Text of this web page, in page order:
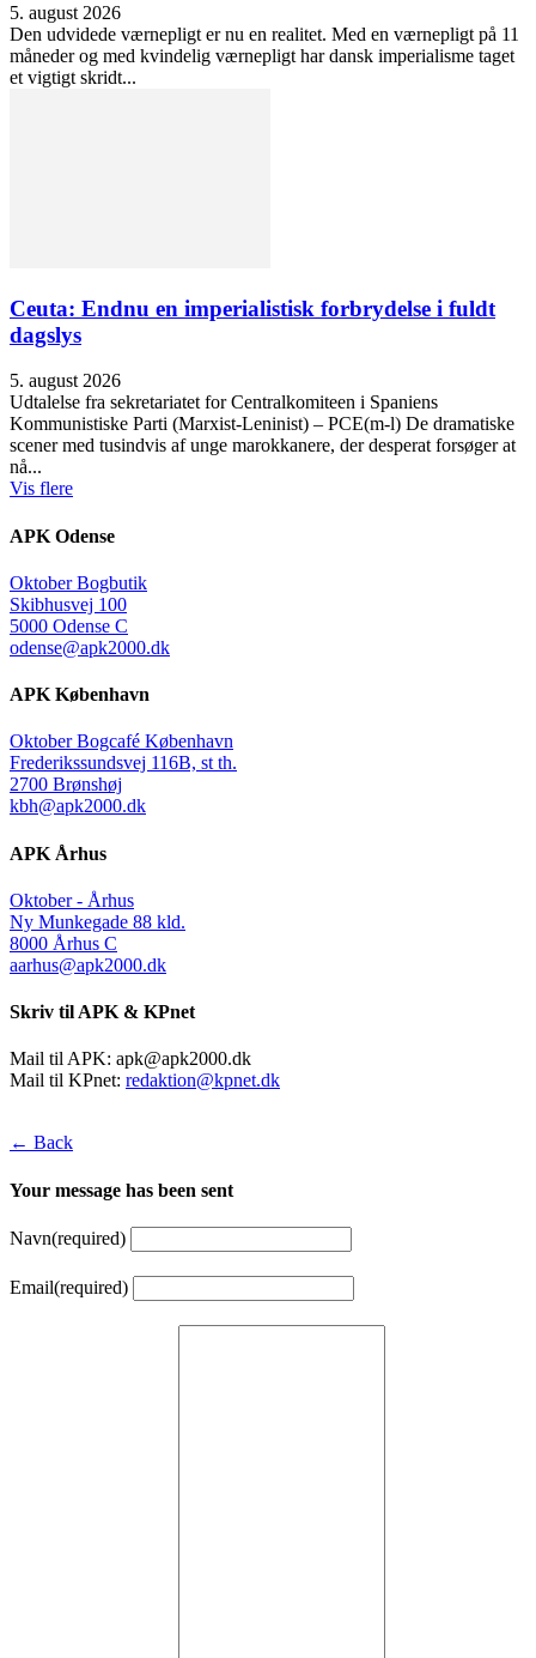
5. august 2026
Den udvidede værnepligt er nu en realitet. Med en værnepligt på 11
måneder og med kvindelig værnepligt har dansk imperialisme taget
et vigtigt skridt...
Ceuta: Endnu en imperialistisk forbrydelse i fuldt
dagslys
5. august 2026
Udtalelse fra sekretariatet for Centralkomiteen i Spaniens
Kommunistiske Parti (Marxist-Leninist) – PCE(m-l) De dramatiske
scener med tusindvis af unge marokkanere, der desperat forsøger at
nå...
Vis flere
APK Odense
Oktober Bogbutik
Skibhusvej 100
5000 Odense C
odense@apk2000.dk
APK København
Oktober Bogcafé København
Frederikssundsvej 116B, st th.
2700 Brønshøj
kbh@apk2000.dk
APK Århus
Oktober - Århus
Ny Munkegade 88 kld.
8000 Århus C
aarhus@apk2000.dk
Skriv til APK & KPnet
Mail til APK: apk@apk2000.dk
Mail til KPnet: redaktion@kpnet.dk
← Back
Your message has been sent
Navn(required)
Email(required)